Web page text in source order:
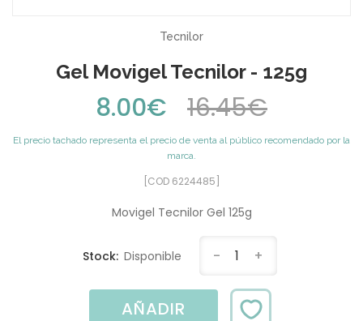
Tecnilor
Gel Movigel Tecnilor - 125g
8.00€ 16.45€
El precio tachado representa el precio de venta al público recomendado por la
marca.
[COD 6224485]
Movigel Tecnilor Gel 125g
Stock: Disponible - 1 +
AÑADIR